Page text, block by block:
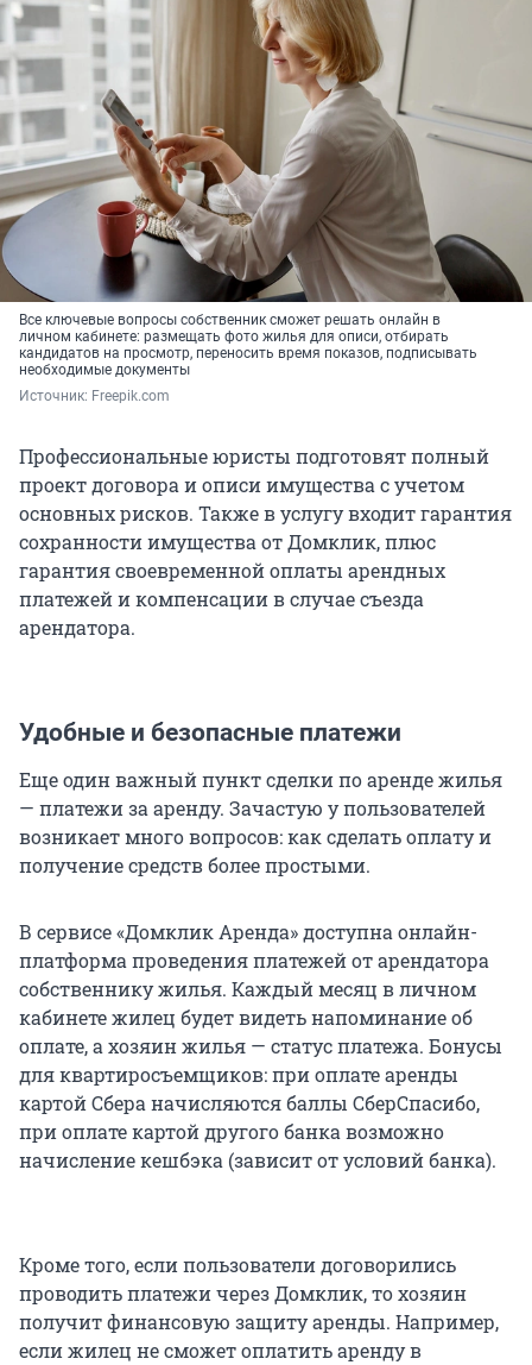
Все ключевые вопросы собственник сможет решать онлайн в
личном кабинете: размещать фото жилья для описи, отбирать
кандидатов на просмотр, переносить время показов, подписывать
необходимые документы
Источник: Freepik.com
Профессиональные юристы подготовят полный
проект договора и описи имущества с учетом
основных рисков. Также в услугу входит гарантия
сохранности имущества от Домклик, плюс
гарантия своевременной оплаты арендных
платежей и компенсации в случае съезда
арендатора.
Удобные и безопасные платежи
Еще один важный пункт сделки по аренде жилья
— платежи за аренду. Зачастую у пользователей
возникает много вопросов: как сделать оплату и
получение средств более простыми.
В сервисе «Домклик Аренда» доступна онлайн-
платформа проведения платежей от арендатора
собственнику жилья. Каждый месяц в личном
кабинете жилец будет видеть напоминание об
оплате, а хозяин жилья — статус платежа. Бонусы
для квартиросъемщиков: при оплате аренды
картой Сбера начисляются баллы СберСпасибо,
при оплате картой другого банка возможно
начисление кешбэка (зависит от условий банка).
Кроме того, если пользователи договорились
проводить платежи через Домклик, то хозяин
получит финансовую защиту аренды. Например,
если жилец не сможет оплатить аренду в